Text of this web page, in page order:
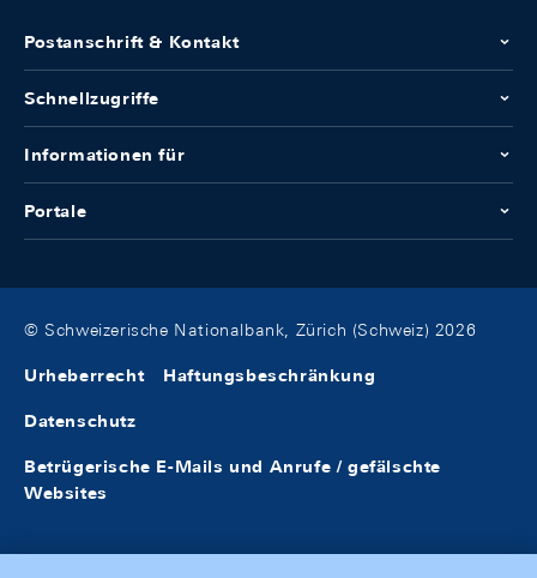
Postanschrift & Kontakt
Schnellzugriffe
Informationen für
Portale
© Schweizerische Nationalbank, Zürich (Schweiz) 2026
Urheberrecht Haftungsbeschränkung
Datenschutz
Betrügerische E-Mails und Anrufe / gefälschte
Websites